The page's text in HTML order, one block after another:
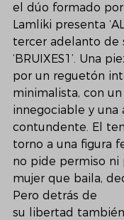
el dúo formado
Lamliki presenta
tercer adelanto de
‘BRUIXES1’. Una
por un reguetón
minimalista, con
innegociable y una
contundente. El
torno a una figura
no pide permiso ni
mujer que baila,
Pero detrás de
su libertad